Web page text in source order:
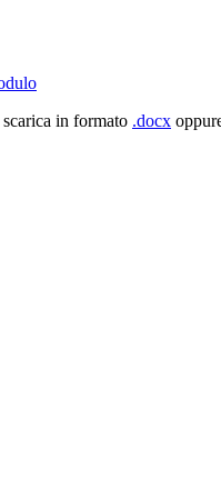
in formato .docx